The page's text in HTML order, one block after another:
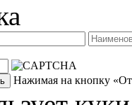
Нажимая на кнопку